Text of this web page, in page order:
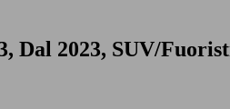
Dal 2023, SUV/